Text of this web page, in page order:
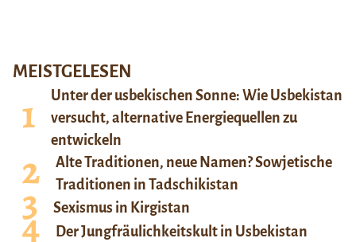
MEISTGELESEN
Unter der usbekischen Sonne: Wie Usbekistan
versucht, alternative Energiequellen zu
entwickeln
Alte Traditionen, neue Namen? Sowjetische
Traditionen in Tadschikistan
Sexismus in Kirgistan
Der Jungfräulichkeitskult in Usbekistan